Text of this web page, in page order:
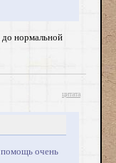
до нормальной
цитата
помощь очень